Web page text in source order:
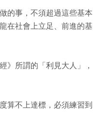
的事，不須超過這些基本
在社會上立足、前進的基
》所謂的「利見大人」，
算不上達標，必須練習到